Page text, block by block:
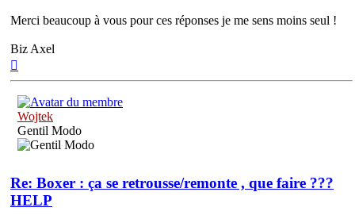
Merci beaucoup à vous pour ces réponses je me sens moins seul !
Biz Axel
Wojtek
Gentil Modo
Re: Boxer : ça se retrousse/remonte , que faire ???
HELP